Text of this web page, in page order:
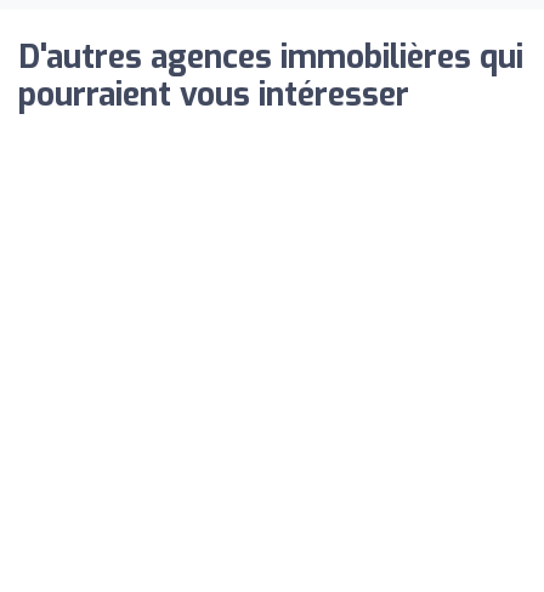
D'autres agences immobilières qui
pourraient vous intéresser